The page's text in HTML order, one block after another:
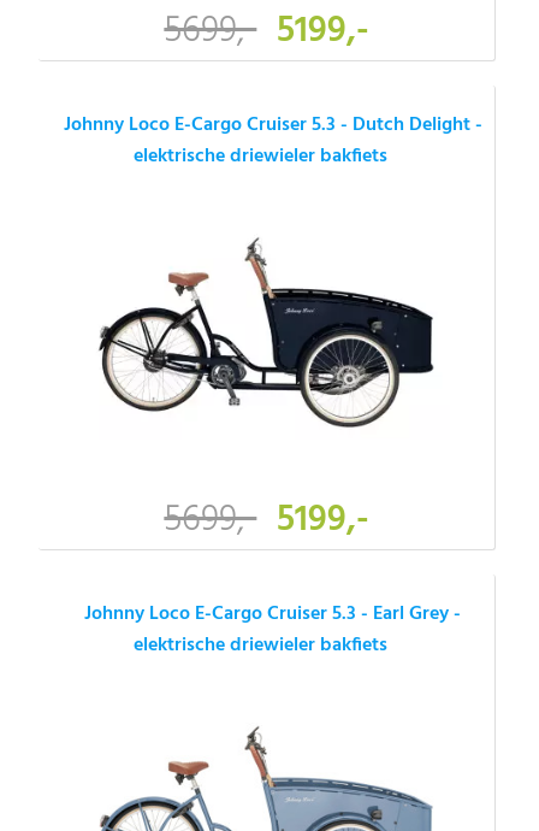
5699,- 5199,-
Johnny Loco E-Cargo Cruiser 5.3 - Dutch Delight -
elektrische driewieler bakfiets
5699,- 5199,-
Johnny Loco E-Cargo Cruiser 5.3 - Earl Grey -
elektrische driewieler bakfiets